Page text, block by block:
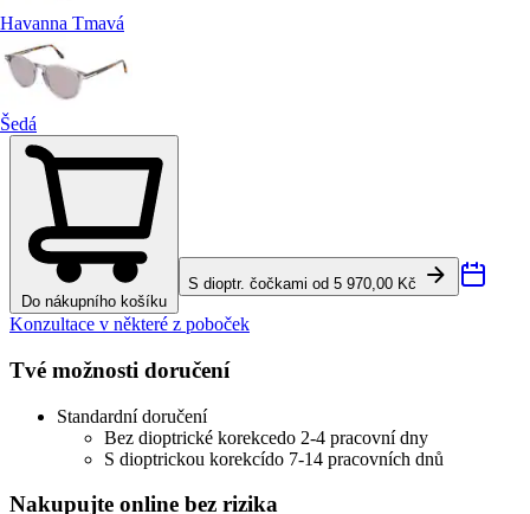
Havanna Tmavá
Šedá
Do nákupního košíku
S dioptr. čočkami od 5 970,00 Kč
Konzultace v některé z poboček
Tvé možnosti doručení
Standardní doručení
Bez dioptrické korekcedo 2-4 pracovní dny
S dioptrickou korekcído 7-14 pracovních dnů
Nakupujte online bez rizika